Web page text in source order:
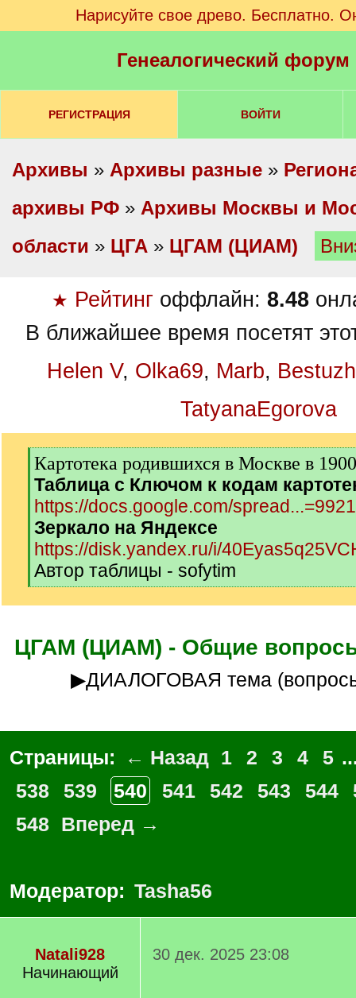
Нарисуйте свое древо. Бесплатно.
Генеалогический
РЕГИСТРАЦИЯ ВОЙТИ
Архивы » Архивы разные »
архивы РФ » Архивы Москвы и
области » ЦГА » ЦГАМ (ЦИАМ)
★ Рейтинг оффлайн: 8.48
В ближайшее время посетят
Helen V, Olka69, Marb,
TatyanaEgorova
[
q
Картотека родившихся в Москве в
Таблица с Ключом к кодам
https://docs.google.com/
Зеркало на Яндексе
https://disk.yandex.ru/i/
Автор таблицы - sofytim
[
/
ЦГАМ (ЦИАМ) - Общие
▶ДИАЛОГОВАЯ тема
Страницы: ← Назад 1 2 3 4 5
538
539 540 541 542 543 544
548 Вперед →
Модератор: Tasha56
Natali928
Начинающий
30 дек. 2025 23:08